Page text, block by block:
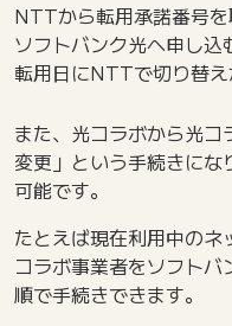
NTTから転用承諾番号
ソフトバンク光へ申し込
転用日にNTTで切り替
また、光コラボから光
変更」という手続きに
可能です。
たとえば現在利用中の
コラボ事業者をソフト
順で手続きできます。